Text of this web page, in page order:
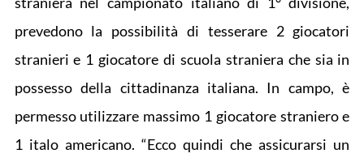
prevedono la possibilità di tesserare 2 giocatori
stranieri e 1 giocatore di scuola straniera che sia in
possesso della cittadinanza italiana. In campo, è
permesso utilizzare massimo 1 giocatore straniero e
1 italo americano. “Ecco quindi che assicurarsi un